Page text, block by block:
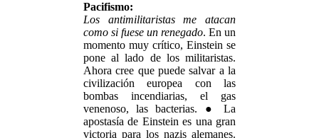
Pacifismo:
Los antimilitaristas me atacan
como si fuese un renegado. En un
momento muy crítico, Einstein se
pone al lado de los militaristas.
Ahora cree que puede salvar a la
civilización europea con las
bombas incendiarias, el gas
venenoso, las bacterias. ● La
apostasía de Einstein es una gran
victoria para los nazis alemanes.